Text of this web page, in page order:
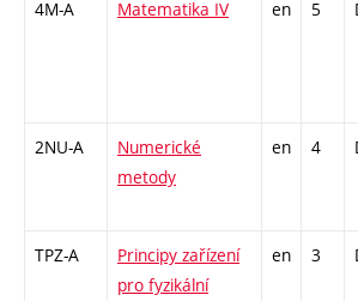
4M-A Matematika IV en 5
2NU-A
Numerické
metody
en 4
TPZ-A
Principy zařízení
pro fyzikální
en 3